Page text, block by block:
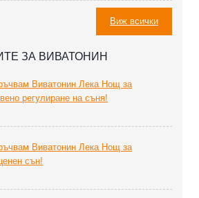
Виж всички
ЗА ВИВАТОНИН
Виватонин Лека Нощ за
регулиране на съня!
Виватонин Лека Нощ за
сън!